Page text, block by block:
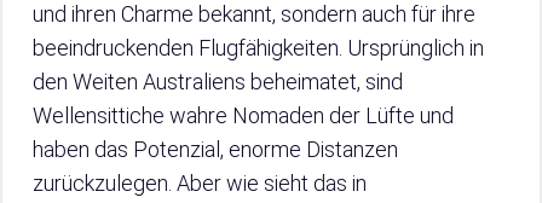
und ihren Charme bekannt, sondern auch für ihre
beeindruckenden Flugfähigkeiten. Ursprünglich in
den Weiten Australiens beheimatet, sind
Wellensittiche wahre Nomaden der Lüfte und
haben das Potenzial, enorme Distanzen
zurückzulegen. Aber wie sieht das in